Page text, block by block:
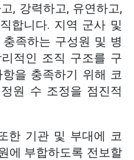
, 강력하고, 유연하고,
합니다. 지역 군사 및
족하는 구성원 및 병
적인 조직 구조를 구
을 충족하기 위해 코
원 수 조정을 점진적
한 기관 및 부대에 코
에 부합하도록 전보할